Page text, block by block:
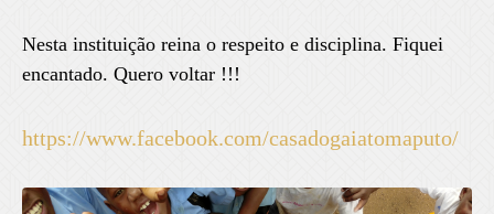
Nesta instituição reina o respeito e disciplina. Fiquei
encantado. Quero voltar !!!
https://www.facebook.com/casadogaiatomaputo/